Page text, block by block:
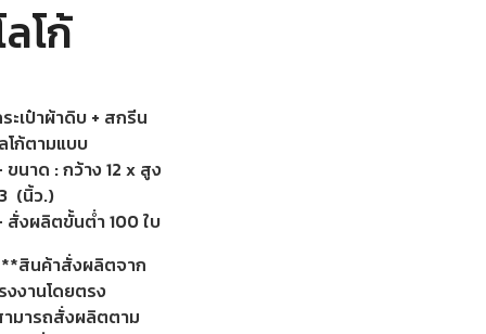
ลโก้
ะเป๋าผ้าดิบ + สกรีน
โก้ตามแบบ
ขนาด : กว้าง 12 x สูง
(นิ้ว.)
สั่งผลิตขั้นต่ำ 100 ใบ
สินค้าสั่งผลิตจาก
งงานโดยตรง
มารถสั่งผลิตตาม